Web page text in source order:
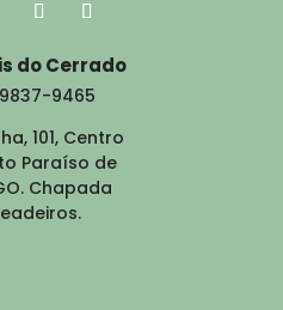
do Cerrado
9465
101, Centro
Paraíso de
Chapada